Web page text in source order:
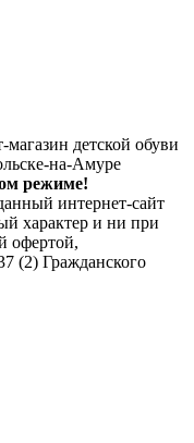
детской обуви
на-Амуре
режиме!
интернет-сайт
характер и ни при
офертой,
(2) Гражданского